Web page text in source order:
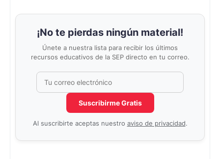
¡No te pierdas ningún material!
Únete a nuestra lista para recibir los últimos
recursos educativos de la SEP directo en tu correo.
No completar este campo
Suscribirme Gratis
Al suscribirte aceptas nuestro aviso de privacidad.